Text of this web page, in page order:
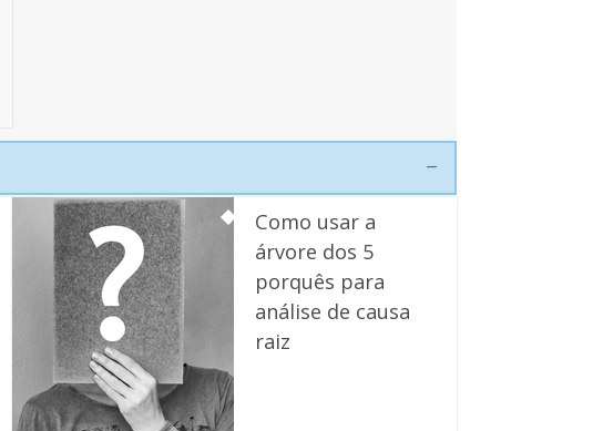
Como usar a
árvore dos 5
porquês para
análise de causa
raiz